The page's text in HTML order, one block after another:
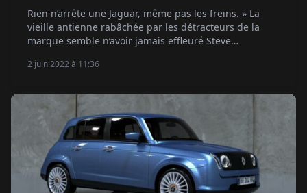
Rien n’arrête une Jaguar, même pas les freins. » La
vieille antienne rabâchée par les détracteurs de la
marque semble n’avoir jamais effleuré Steve
des plus beaux modèles - et en tout cas un des plus
2 juin 2022 à 11:36